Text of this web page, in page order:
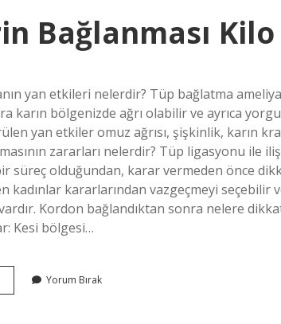
Bağlanması Kilo
yan etkileri nelerdir? Tüp bağlatma
karın bölgenizde ağrı olabilir ve ayrıca
yan etkiler omuz ağrısı, şişkinlik, karın
zararları nelerdir? Tüp ligasyonu ile
süreç olduğundan, karar vermeden önce
kadınlar kararlarından vazgeçmeyi
vardır. Kordon bağlandıktan sonra nelere
Kesi bölgesi…
Tüplerin
Yorum Bırak